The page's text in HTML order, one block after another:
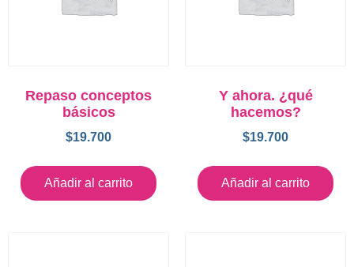
Repaso conceptos
básicos
$19.700
Añadir al carrito
Y ahora. ¿qué
hacemos?
$19.700
Añadir al carrito